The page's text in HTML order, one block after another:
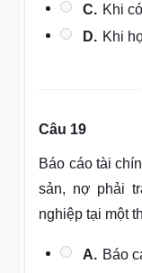
C. Khi
D. Khi
Câu 19
Báo cáo tài
sản, nợ phải
nghiệp tại một
A. Báo